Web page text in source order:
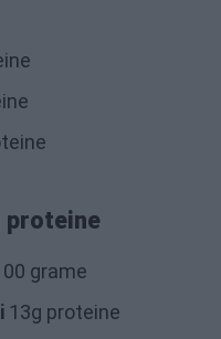
proteine
grame
13g proteine